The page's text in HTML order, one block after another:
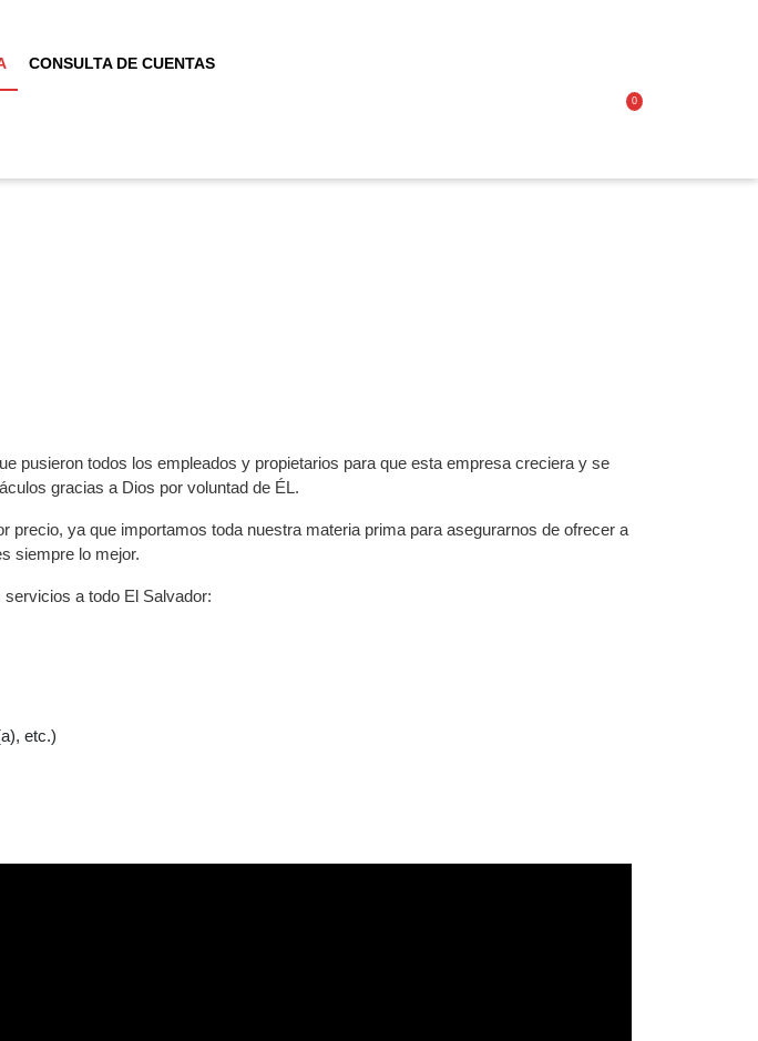
CONSULTA DE CUENTAS
Acceder
Carrito
la
0
pusieron todos los empleados y propietarios para que esta empresa creciera y se
gracias a Dios por voluntad de ÉL.
ya que importamos toda nuestra materia prima para asegurarnos de ofrecer a
siempre lo mejor.
a todo El Salvador:
etc.)